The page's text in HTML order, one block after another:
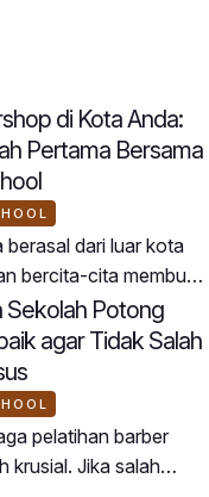
di Kota Anda:
Pertama Bersama
berasal dari luar kota
bercita-cita membuka
di daerah asal
menjadi
untuk mewujudkan
datang dari berbagai
di Indonesia dengan
keahlian barbering
Sekolah Potong
agar Tidak Salah
pelatihan barber
krusial. Jika salah